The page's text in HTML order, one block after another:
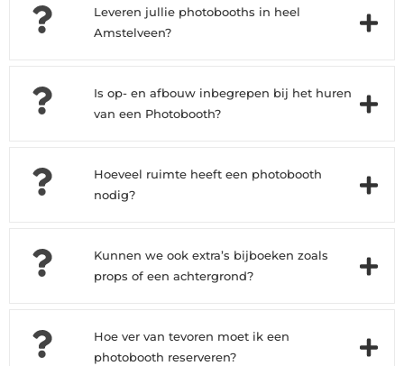
Leveren jullie photobooths in heel
Amstelveen?
Is op- en afbouw inbegrepen bij het huren
van een Photobooth?
Hoeveel ruimte heeft een photobooth
nodig?
Kunnen we ook extra’s bijboeken zoals
props of een achtergrond?
Hoe ver van tevoren moet ik een
photobooth reserveren?